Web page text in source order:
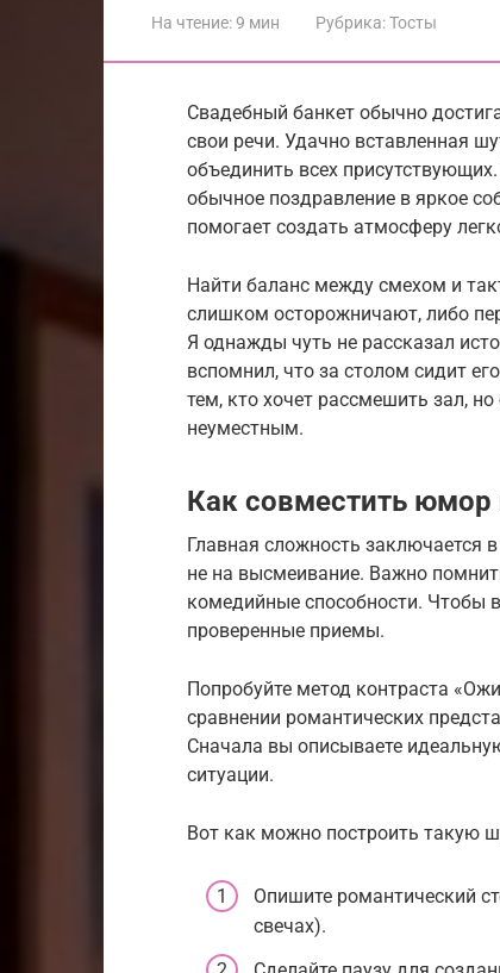
На чтение:9 мин Рубрика:Тосты
Свадебный банкет обычно
свои речи. Удачно вставленная
объединить всех
обычное поздравление в яркое
помогает создать атмосферу
Найти баланс между смехом и
слишком осторожничают, либо
Я однажды чуть не рассказал
вспомнил, что за столом сидит
тем, кто хочет рассмешить зал,
неуместным.
Как совместить юмор
Главная сложность заключается
не на высмеивание. Важно
комедийные способности. Чтобы
проверенные приемы.
Попробуйте метод контраста
сравнении романтических
Сначала вы описываете
ситуации.
Вот как можно построить такую
Опишите романтический
свечах).